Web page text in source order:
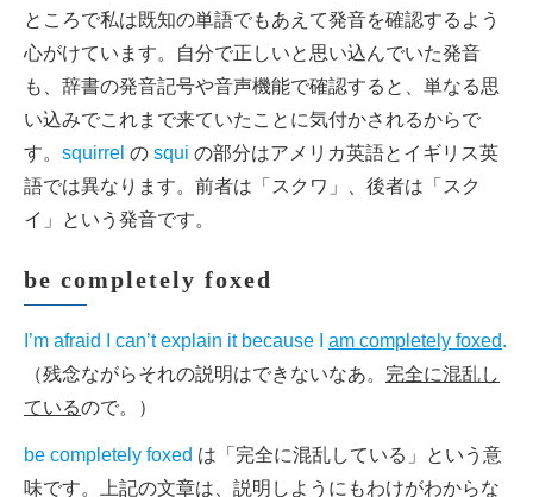
ところで私は既知の単語でもあえて発音を確認するよう
心がけています。自分で正しいと思い込んでいた発音
も、辞書の発音記号や音声機能で確認すると、単なる思
い込みでこれまで来ていたことに気付かされるからで
す。 squirrel の squi の部分はアメリカ英語とイギリス英
語では異なります。前者は「スクワ」、後者は「スク
イ」という発音です。
be completely foxed
I’m afraid I can’t explain it because I am completely foxed.
（残念ながらそれの説明はできないなあ。 完全に混乱し
ているので。）
be completely foxed は「完全に混乱している」という意
味です。上記の文章は、説明しようにもわけがわからな